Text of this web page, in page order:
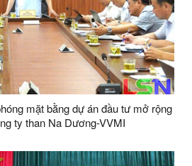
mặt bằng dự án đầu tư mở rộng
ty than Na Dương-VVMI